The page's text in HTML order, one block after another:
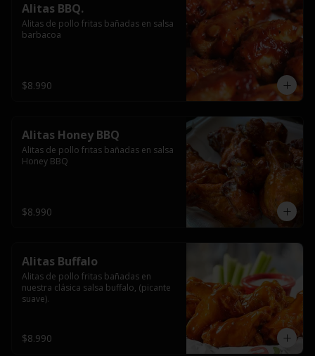
Alitas BBQ.
Alitas de pollo fritas bañadas en salsa
barbacoa
$8.990
Alitas Honey BBQ
Alitas de pollo fritas bañadas en salsa
Honey BBQ
$8.990
Alitas Buffalo
Alitas de pollo fritas bañadas en
nuestra clásica salsa buffalo, (picante
suave).
$8.990